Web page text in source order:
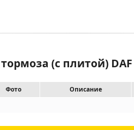
(с плитой) DAF
Фото Описание